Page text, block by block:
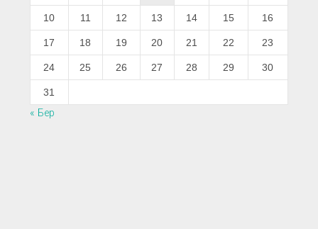
10 11 12 13 14 15 16
17 18 19 20 21 22 23
24 25 26 27 28 29 30
31
« Бер